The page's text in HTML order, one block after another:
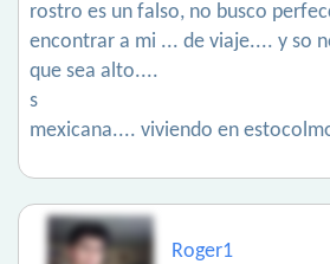
rostro es un falso, no busco
encontrar a mi ... de viaje.... y so
que sea alto....
s
mexicana.... viviendo en
Roger1